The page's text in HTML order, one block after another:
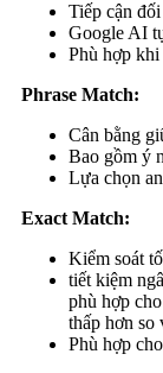
Tiếp cận
Google AI
Phù hợp khi
Phrase Match:
Cân bằng
Bao gồm ý
Lựa chọn
Exact Match:
Kiểm soát
tiết kiệm
phù hợp
thấp hơn so
Phù hợp